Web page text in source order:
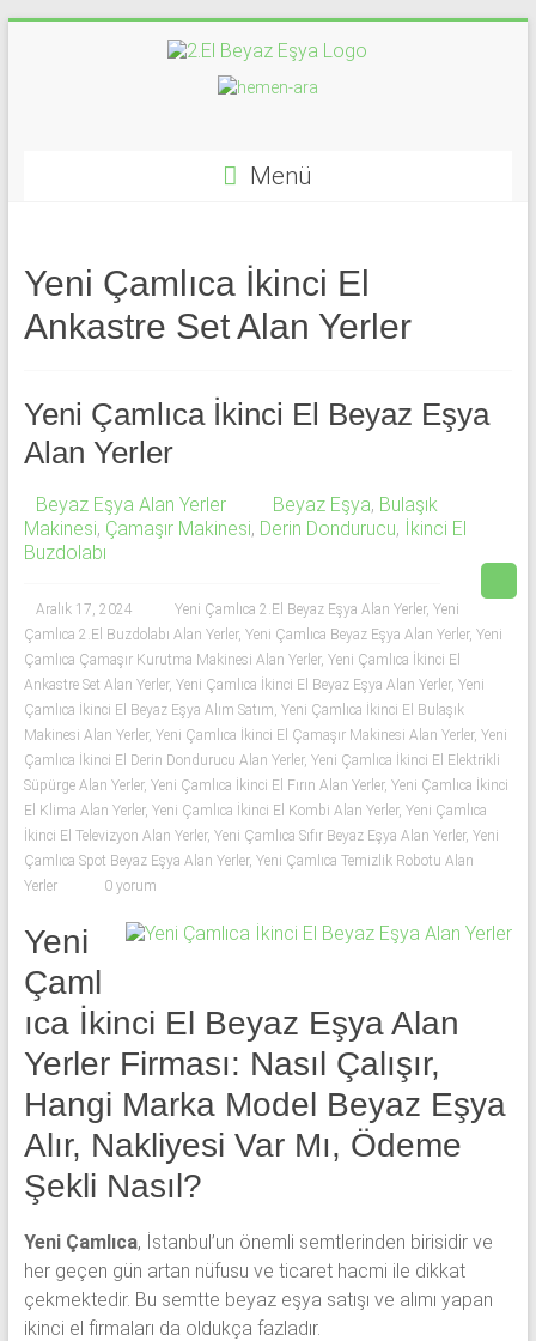
Alan
Yerler
0
543
592
53
50
İkinci
el
beyaz
eşya
olarak
buzdolabı,
çamaşır
makinesi,
bulaşık
makinesi,
derin
dondurucu,
klima
ve
kombi
alınır.
Menü
Yeni Çamlıca İkinci El
Ankastre Set Alan Yerler
Yeni Çamlıca İkinci El Beyaz Eşya
Alan Yerler
Beyaz Eşya Alan Yerler Beyaz Eşya, Bulaşık
Makinesi, Çamaşır Makinesi, Derin Dondurucu, İkinci El
Buzdolabı
Aralık 17, 2024 Yeni Çamlıca 2.El Beyaz Eşya Alan Yerler, Yeni
Çamlıca 2.El Buzdolabı Alan Yerler, Yeni Çamlıca Beyaz Eşya Alan Yerler, Yeni
Çamlıca Çamaşır Kurutma Makinesi Alan Yerler, Yeni Çamlıca İkinci El
Ankastre Set Alan Yerler, Yeni Çamlıca İkinci El Beyaz Eşya Alan Yerler, Yeni
Çamlıca İkinci El Beyaz Eşya Alım Satım, Yeni Çamlıca İkinci El Bulaşık
Makinesi Alan Yerler, Yeni Çamlıca İkinci El Çamaşır Makinesi Alan Yerler, Yeni
Çamlıca İkinci El Derin Dondurucu Alan Yerler, Yeni Çamlıca İkinci El Elektrikli
Süpürge Alan Yerler, Yeni Çamlıca İkinci El Fırın Alan Yerler, Yeni Çamlıca İkinci
El Klima Alan Yerler, Yeni Çamlıca İkinci El Kombi Alan Yerler, Yeni Çamlıca
İkinci El Televizyon Alan Yerler, Yeni Çamlıca Sıfır Beyaz Eşya Alan Yerler, Yeni
Çamlıca Spot Beyaz Eşya Alan Yerler, Yeni Çamlıca Temizlik Robotu Alan
Yerler
0 yorum
Yeni
Çaml
ıca İkinci El Beyaz Eşya Alan
Yerler Firması: Nasıl Çalışır,
Hangi Marka Model Beyaz Eşya
Alır, Nakliyesi Var Mı, Ödeme
Şekli Nasıl?
Yeni Çamlıca, İstanbul’un önemli semtlerinden birisidir ve
her geçen gün artan nüfusu ve ticaret hacmi ile dikkat
çekmektedir. Bu semtte beyaz eşya satışı ve alımı yapan
ikinci el firmaları da oldukça fazladır.